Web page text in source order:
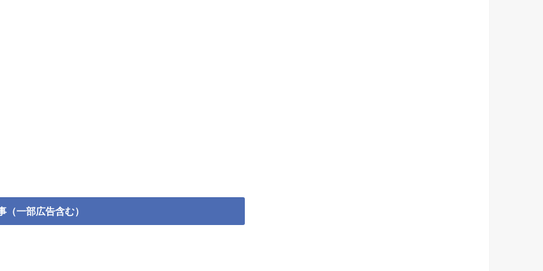
（一部広告含む）